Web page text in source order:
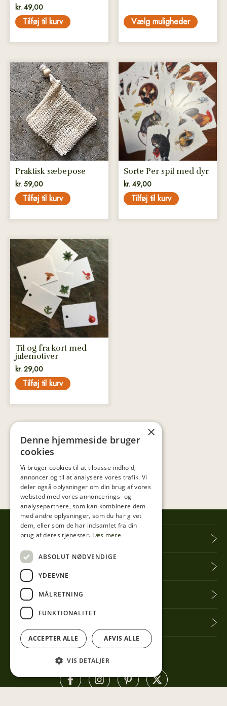
kr. 49,00
Tilføj til kurv Vælg muligheder
Praktisk sæbepose
kr. 59,00
Tilføj til kurv
Sorte Per spil med dyr
kr. 49,00
Tilføj til kurv
Til og fra kort med
julemotiver
kr. 29,00
Tilføj til kurv
Tibberup Høkeren
Information
Praktisk info
Få seneste nyt
×
Denne hjemmeside bruger
cookies
Vi bruger cookies til at tilpasse indhold,
annoncer og til at analysere vores trafik. Vi
deler også oplysninger om din brug af vores
websted med vores annoncerings- og
analysepartnere, som kan kombinere dem
med andre oplysninger, som du har givet
dem, eller som de har indsamlet fra din
brug af deres tjenester. Læs mere
ABSOLUT NØDVENDIGE
YDEEVNE
MÅLRETNING
FUNKTIONALITET
ACCEPTER ALLE AFVIS ALLE
VIS DETALJER